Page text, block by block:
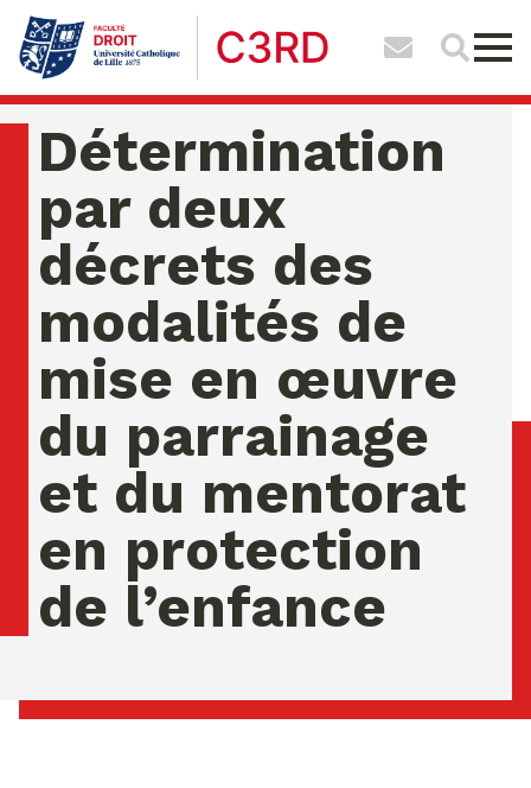
Détermination
par deux
décrets des
modalités de
mise en œuvre
du parrainage
et du mentorat
en protection
de l’enfance